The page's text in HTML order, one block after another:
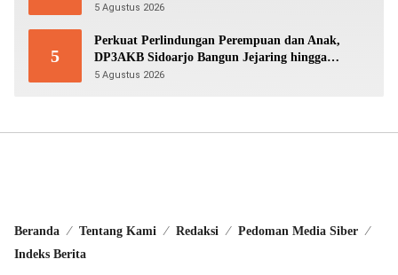
5 Agustus 2026
5
Perkuat Perlindungan Perempuan dan Anak,
DP3AKB Sidoarjo Bangun Jejaring hingga
Tingkat Desa
5 Agustus 2026
Beranda Tentang Kami Redaksi
Pedoman Media Siber
Indeks Berita